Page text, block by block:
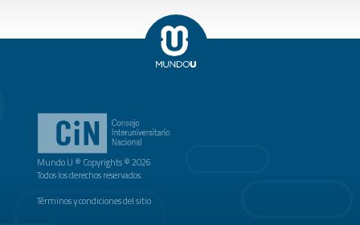
Mundo U ® Copyrights © 2026
Todos los derechos reservados.
Términos y condiciones del sitio